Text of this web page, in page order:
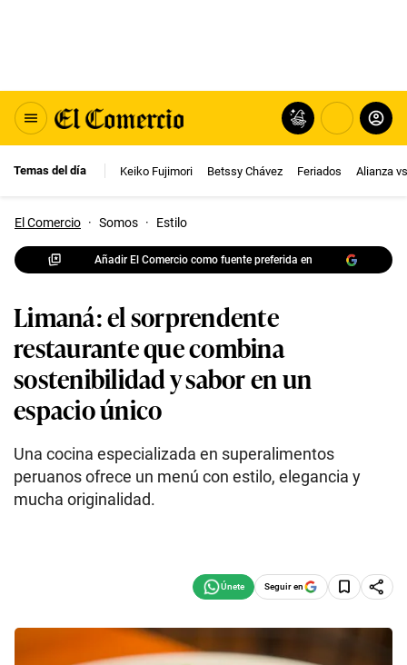
Temas del día Keiko Fujimori Betssy Chávez Feriados Alianza
El Comercio · Somos · Estilo
Añadir El Comercio como fuente preferida en
Limaná: el sorprendente
restaurante que combina
sostenibilidad y sabor en un
espacio único
Una cocina especializada en superalimentos
peruanos ofrece un menú con estilo, elegancia y
mucha originalidad.
Seguir en